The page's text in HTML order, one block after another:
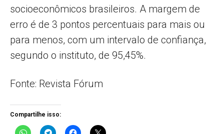
socioeconômicos brasileiros. A margem de
erro é de 3 pontos percentuais para mais ou
para menos, com um intervalo de confiança,
segundo o instituto, de 95,45%.
Fonte: Revista Fórum
Compartilhe isso: